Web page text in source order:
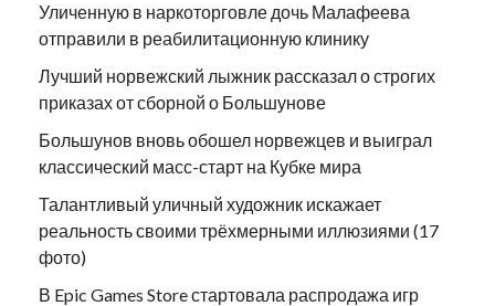
Уличенную в наркоторговле дочь Малафеева
отправили в реабилитационную клинику
Лучший норвежский лыжник рассказал о строгих
приказах от сборной о Большунове
Большунов вновь обошел норвежцев и выиграл
классический масс-старт на Кубке мира
Талантливый уличный художник искажает
реальность своими трёхмерными иллюзиями (17
фото)
В Epic Games Store стартовала распродажа игр